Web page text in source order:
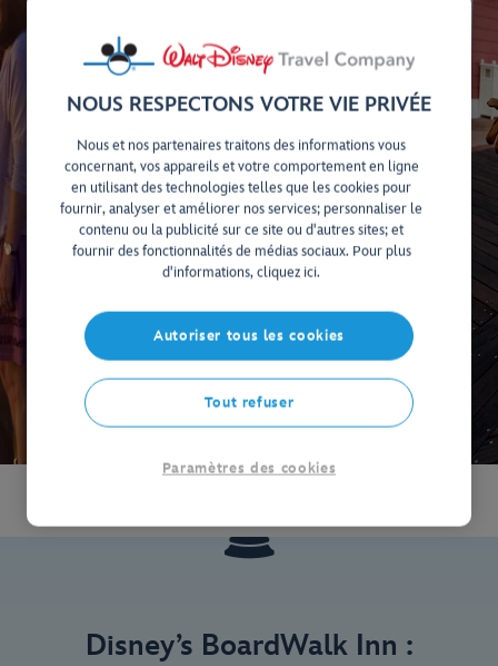
Disney’s BoardWalk Inn :
NOUS RESPECTONS VOTRE VIE PRIVÉE
Nous et nos partenaires traitons des informations vous
concernant, vos appareils et votre comportement en ligne
en utilisant des technologies telles que les cookies pour
fournir, analyser et améliorer nos services; personnaliser le
contenu ou la publicité sur ce site ou d'autres sites; et
fournir des fonctionnalités de médias sociaux. Pour plus
d'informations, cliquez ici.
Paramètres des cookies
Tout refuser
Autoriser tous les cookies